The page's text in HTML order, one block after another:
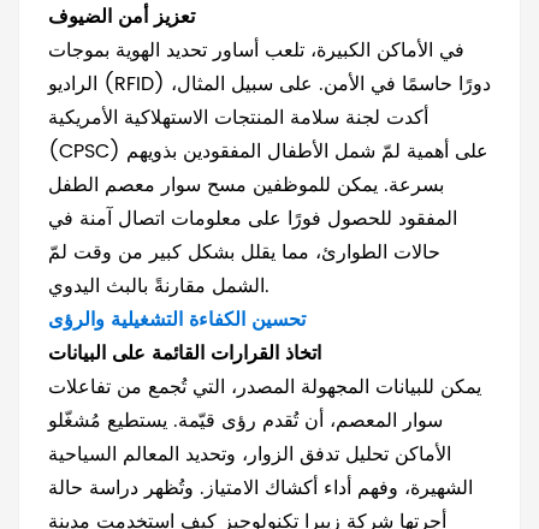
تعزيز أمن الضيوف
في الأماكن الكبيرة، تلعب أساور تحديد الهوية بموجات
الراديو (RFID) دورًا حاسمًا في الأمن. على سبيل المثال،
أكدت لجنة سلامة المنتجات الاستهلاكية الأمريكية
(CPSC) على أهمية لمّ شمل الأطفال المفقودين بذويهم
بسرعة. يمكن للموظفين مسح سوار معصم الطفل
المفقود للحصول فورًا على معلومات اتصال آمنة في
حالات الطوارئ، مما يقلل بشكل كبير من وقت لمّ
الشمل مقارنةً بالبث اليدوي.
تحسين الكفاءة التشغيلية والرؤى
اتخاذ القرارات القائمة على البيانات
يمكن للبيانات المجهولة المصدر، التي تُجمع من تفاعلات
سوار المعصم، أن تُقدم رؤى قيّمة. يستطيع مُشغّلو
الأماكن تحليل تدفق الزوار، وتحديد المعالم السياحية
الشهيرة، وفهم أداء أكشاك الامتياز. وتُظهر دراسة حالة
أجرتها شركة زيبرا تكنولوجيز كيف استخدمت مدينة